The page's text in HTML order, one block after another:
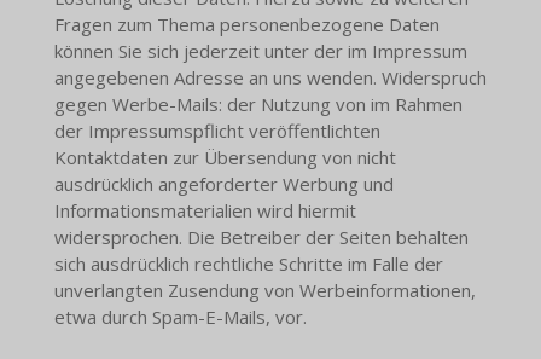
Fragen zum Thema personenbezogene Daten
können Sie sich jederzeit unter der im Impressum
angegebenen Adresse an uns wenden. Widerspruch
gegen Werbe-Mails: der Nutzung von im Rahmen
der Impressumspflicht veröffentlichten
Kontaktdaten zur Übersendung von nicht
ausdrücklich angeforderter Werbung und
Informationsmaterialien wird hiermit
widersprochen. Die Betreiber der Seiten behalten
sich ausdrücklich rechtliche Schritte im Falle der
unverlangten Zusendung von Werbeinformationen,
etwa durch Spam-E-Mails, vor.